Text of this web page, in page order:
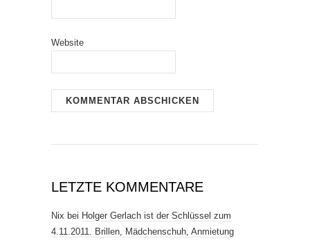
Website
LETZTE KOMMENTARE
Nix bei Holger Gerlach ist der Schlüssel zum
4.11.2011. Brillen, Mädchenschuh, Anmietung